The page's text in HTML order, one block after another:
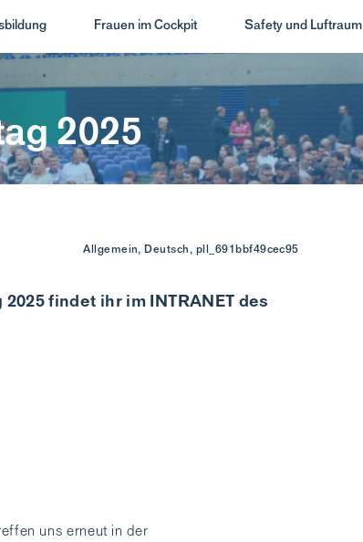
Frauen im Cockpit Safety und Luftraum
2025
Allgemein, Deutsch, pll_691bbf49cec95
findet ihr im INTRANET des
uns erneut in der